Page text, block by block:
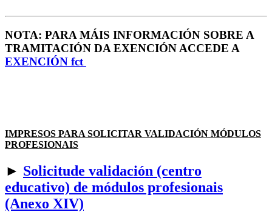
NOTA: PARA MÁIS INFORMACIÓN SOBRE A
TRAMITACIÓN DA EXENCIÓN ACCEDE A
EXENCIÓN fct
IMPRESOS PARA SOLICITAR VALIDACIÓN MÓDULOS
PROFESIONAIS
► Solicitude validación (centro
educativo) de módulos profesionais
(Anexo XIV)